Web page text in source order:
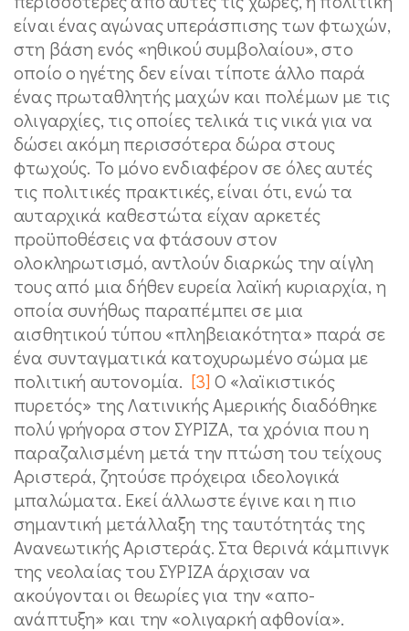
είναι ένας αγώνας υπεράσπισης των φτωχών,
στη βάση ενός «ηθικού συμβολαίου», στο
οποίο ο ηγέτης δεν είναι τίποτε άλλο παρά
ένας πρωταθλητής μαχών και πολέμων με τις
ολιγαρχίες, τις οποίες τελικά τις νικά για να
δώσει ακόμη περισσότερα δώρα στους
φτωχούς. Το μόνο ενδιαφέρον σε όλες αυτές
τις πολιτικές πρακτικές, είναι ότι, ενώ τα
αυταρχικά καθεστώτα είχαν αρκετές
προϋποθέσεις να φτάσουν στον
ολοκληρωτισμό, αντλούν διαρκώς την αίγλη
τους από μια δήθεν ευρεία λαϊκή κυριαρχία, η
οποία συνήθως παραπέμπει σε μια
αισθητικού τύπου «πληβειακότητα» παρά σε
ένα συνταγματικά κατοχυρωμένο σώμα με
πολιτική αυτονομία. [3] Ο «λαϊκιστικός
πυρετός» της Λατινικής Αμερικής διαδόθηκε
πολύ γρήγορα στον ΣΥΡΙΖΑ, τα χρόνια που η
παραζαλισμένη μετά την πτώση του τείχους
Αριστερά, ζητούσε πρόχειρα ιδεολογικά
μπαλώματα. Εκεί άλλωστε έγινε και η πιο
σημαντική μετάλλαξη της ταυτότητάς της
Ανανεωτικής Αριστεράς. Στα θερινά κάμπινγκ
της νεολαίας του ΣΥΡΙΖΑ άρχισαν να
ακούγονται οι θεωρίες για την «απο-
ανάπτυξη» και την «ολιγαρκή αφθονία».